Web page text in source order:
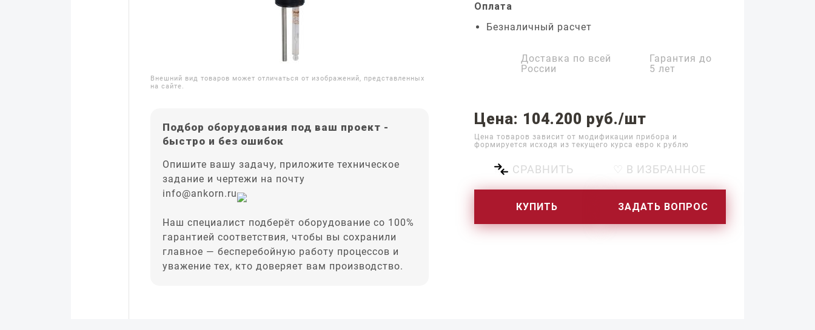
Внешний вид товаров может отличаться от изображений, представленных
на сайте.
Подбор оборудования под ваш проект -
быстро и без ошибок
Опишите вашу задачу, приложите техническое
задание и чертежи на почту
info@ankorn.ru
Наш специалист подберёт оборудование со 100%
гарантией соответствия, чтобы вы сохранили
главное — бесперебойную работу процессов и
уважение тех, кто доверяет вам производство.
Оплата
Безналичный расчет
Доставка по всей
России
Гарантия до
5 лет
Цена: 104.200 руб./шт
Цена товаров зависит от модификации прибора и
формируется исходя из текущего курса евро к рублю
СРАВНИТЬ ♡ В ИЗБРАННОЕ
КУПИТЬ ЗАДАТЬ ВОПРОС